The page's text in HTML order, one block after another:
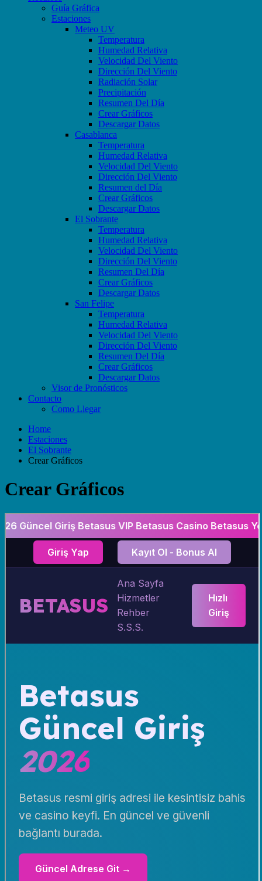
Guía Gráfica
Estaciones
Meteo UV
Temperatura
Humedad Relativa
Velocidad Del Viento
Dirección Del Viento
Radiación Solar
Precipitación
Resumen Del Día
Crear Gráficos
Descargar Datos
Casablanca
Temperatura
Humedad Relativa
Velocidad Del Viento
Dirección Del Viento
Resumen del Día
Crear Gráficos
Descargar Datos
El Sobrante
Temperatura
Humedad Relativa
Velocidad Del Viento
Dirección Del Viento
Resumen Del Día
Crear Gráficos
Descargar Datos
San Felipe
Temperatura
Humedad Relativa
Velocidad Del Viento
Dirección Del Viento
Resumen Del Día
Crear Gráficos
Descargar Datos
Visor de Pronósticos
Contacto
Como Llegar
Home
Estaciones
El Sobrante
Crear Gráficos
Crear Gráficos